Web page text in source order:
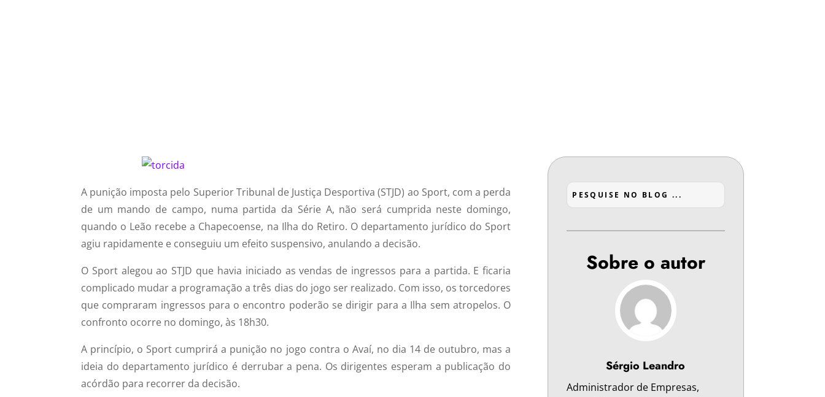
A punição imposta pelo Superior Tribunal de Justiça Desportiva (STJD) ao Sport, com a perda
de um mando de campo, numa partida da Série A, não será cumprida neste domingo,
quando o Leão recebe a Chapecoense, na Ilha do Retiro. O departamento jurídico do Sport
agiu rapidamente e conseguiu um efeito suspensivo, anulando a decisão.
O Sport alegou ao STJD que havia iniciado as vendas de ingressos para a partida. E ficaria
complicado mudar a programação a três dias do jogo ser realizado. Com isso, os torcedores
que compraram ingressos para o encontro poderão se dirigir para a Ilha sem atropelos. O
confronto ocorre no domingo, às 18h30.
A princípio, o Sport cumprirá a punição no jogo contra o Avaí, no dia 14 de outubro, mas a
ideia do departamento jurídico é derrubar a pena. Os dirigentes esperam a publicação do
acórdão para recorrer da decisão.
Sobre o autor
Sérgio Leandro
Administrador de Empresas,